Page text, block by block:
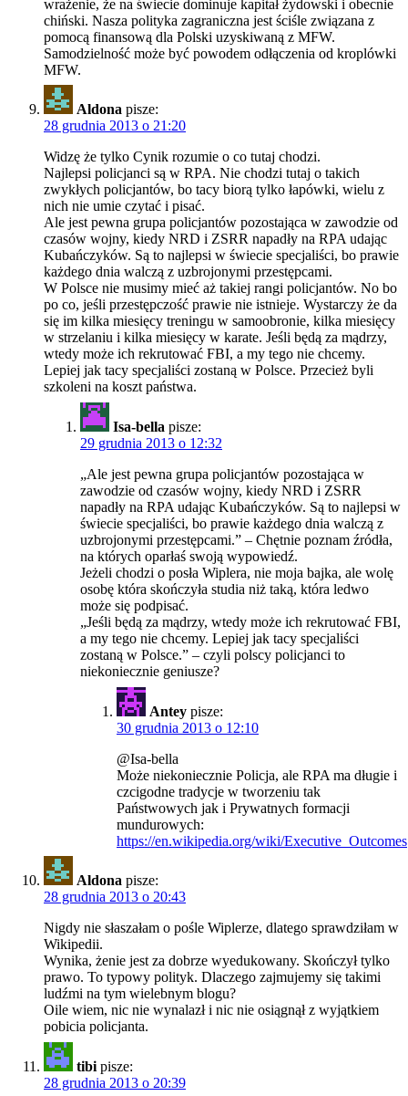
wrażenie, że na świecie dominuje kapitał żydowski i obecnie
chiński. Nasza polityka zagraniczna jest ściśle związana z
pomocą finansową dla Polski uzyskiwaną z MFW.
Samodzielność może być powodem odłączenia od kroplówki
MFW.
Aldona pisze:
28 grudnia 2013 o 21:20
Widzę że tylko Cynik rozumie o co tutaj chodzi.
Najlepsi policjanci są w RPA. Nie chodzi tutaj o takich
zwykłych policjantów, bo tacy biorą tylko łapówki, wielu z
nich nie umie czytać i pisać.
Ale jest pewna grupa policjantów pozostająca w zawodzie od
czasów wojny, kiedy NRD i ZSRR napadły na RPA udając
Kubańczyków. Są to najlepsi w świecie specjaliści, bo prawie
każdego dnia walczą z uzbrojonymi przestępcami.
W Polsce nie musimy mieć aż takiej rangi policjantów. No bo
po co, jeśli przestępczość prawie nie istnieje. Wystarczy że da
się im kilka miesięcy treningu w samoobronie, kilka miesięcy
w strzelaniu i kilka miesięcy w karate. Jeśli będą za mądrzy,
wtedy może ich rekrutować FBI, a my tego nie chcemy.
Lepiej jak tacy specjaliści zostaną w Polsce. Przecież byli
szkoleni na koszt państwa.
Isa-bella pisze:
29 grudnia 2013 o 12:32
„Ale jest pewna grupa policjantów pozostająca w
zawodzie od czasów wojny, kiedy NRD i ZSRR
napadły na RPA udając Kubańczyków. Są to najlepsi w
świecie specjaliści, bo prawie każdego dnia walczą z
uzbrojonymi przestępcami.” – Chętnie poznam źródła,
na których oparłaś swoją wypowiedź.
Jeżeli chodzi o posła Wiplera, nie moja bajka, ale wolę
osobę która skończyła studia niż taką, która ledwo
może się podpisać.
„Jeśli będą za mądrzy, wtedy może ich rekrutować FBI,
a my tego nie chcemy. Lepiej jak tacy specjaliści
zostaną w Polsce.” – czyli polscy policjanci to
niekoniecznie geniusze?
Antey pisze:
30 grudnia 2013 o 12:10
@Isa-bella
Może niekoniecznie Policja, ale RPA ma długie i
czcigodne tradycje w tworzeniu tak
Państwowych jak i Prywatnych formacji
mundurowych:
https://en.wikipedia.org/wiki/Executive_Outcomes
Aldona pisze:
28 grudnia 2013 o 20:43
Nigdy nie słaszałam o pośle Wiplerze, dlatego sprawdziłam w
Wikipedii.
Wynika, żenie jest za dobrze wyedukowany. Skończył tylko
prawo. To typowy polityk. Dlaczego zajmujemy się takimi
ludźmi na tym wielebnym blogu?
Oile wiem, nic nie wynalazł i nic nie osiągnął z wyjątkiem
pobicia policjanta.
tibi pisze:
28 grudnia 2013 o 20:39